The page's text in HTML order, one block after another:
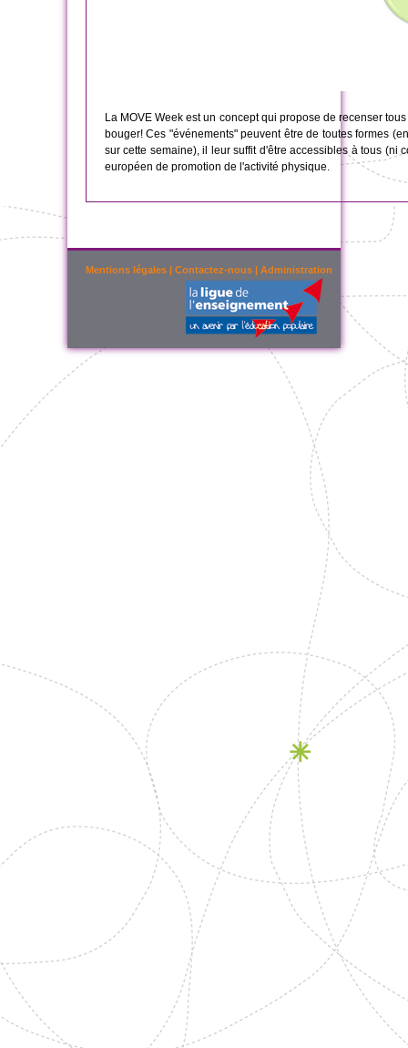
La MOVE Week est un concept qui propose de recenser
bouger! Ces "événements" peuvent être de toutes formes
sur cette semaine), il leur suffit d'être accessibles à tous (ni
européen de promotion de l'activité physique.
Mentions légales | Contactez-nous | Administration